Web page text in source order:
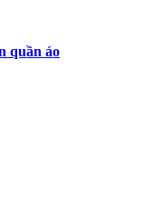
quần áo